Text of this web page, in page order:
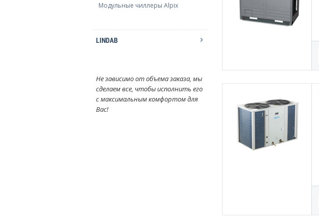
Модульные чиллеры Alpix
LINDAB
Не зависимо от объема заказа, мы
сделаем все, чтобы исполнить его
с максимальным комфортом для
Вас!